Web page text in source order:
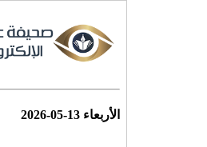
الأربعاء 2026-05-13